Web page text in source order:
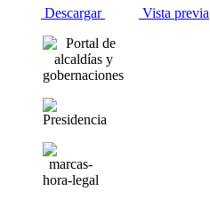
Descargar Vista previa